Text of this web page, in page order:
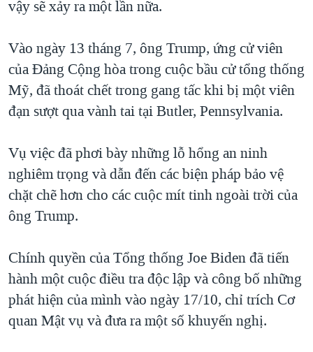
QUAN HỆ VIỆT MỸ
vậy sẽ xảy ra một lần nữa.
Vào ngày 13 tháng 7, ông Trump, ứng cử viên
của Đảng Cộng hòa trong cuộc bầu cử tổng thống
Mỹ, đã thoát chết trong gang tấc khi bị một viên
đạn sượt qua vành tai tại Butler, Pennsylvania.
Vụ việc đã phơi bày những lỗ hổng an ninh
nghiêm trọng và dẫn đến các biện pháp bảo vệ
chặt chẽ hơn cho các cuộc mít tinh ngoài trời của
ông Trump.
Chính quyền của Tổng thống Joe Biden đã tiến
hành một cuộc điều tra độc lập và công bố những
phát hiện của mình vào ngày 17/10, chỉ trích Cơ
quan Mật vụ và đưa ra một số khuyến nghị.